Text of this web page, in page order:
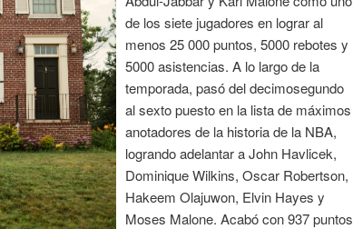
de los siete jugadores en lograr al
menos 25 000 puntos, 5000 rebotes y
5000 asistencias. A lo largo de la
temporada, pasó del decimosegundo
al sexto puesto en la lista de máximos
anotadores de la historia de la NBA,
logrando adelantar a John Havlicek,
Dominique Wilkins, Oscar Robertson,
Hakeem Olajuwon, Elvin Hayes y
Moses Malone. Acabó con 937 puntos